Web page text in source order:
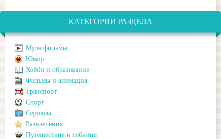
КАТЕГОРИИ РАЗДЕЛА
Мультфильмы
Юмор
Хобби и образование
Фильмы и анимация
Транспорт
Спорт
Сериалы
Развлечения
Путешествия и события